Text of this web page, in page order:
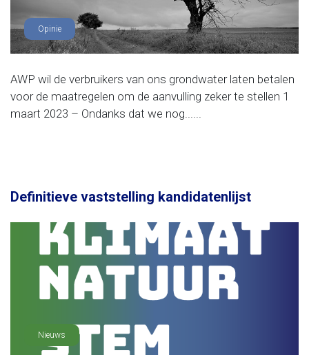
Opinie
AWP wil de verbruikers van ons grondwater laten betalen
voor de maatregelen om de aanvulling zeker te stellen 1
maart 2023 – Ondanks dat we nog......
Definitieve vaststelling kandidatenlijst
Nieuws